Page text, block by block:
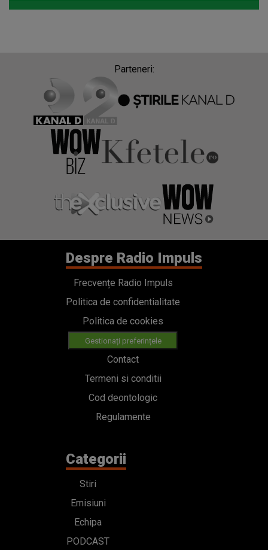
Parteneri:
Despre Radio Impuls
Frecvențe Radio Impuls
Politica de confidentialitate
Politica de cookies
Gestionați preferințele
Contact
Termeni si conditii
Cod deontologic
Regulamente
Categorii
Stiri
Emisiuni
Echipa
PODCAST